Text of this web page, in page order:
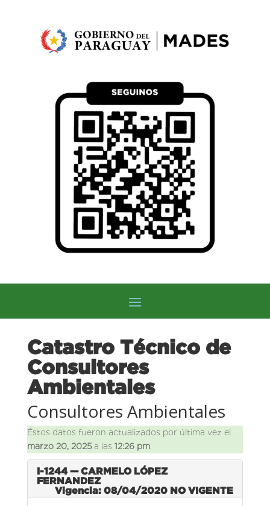
Catastro Técnico de
Consultores
Ambientales
Consultores Ambientales
Éstos datos fueron actualizados por última vez el
marzo 20, 2025a las 12:26 pm.
I-1244 — CARMELO LÓPEZ
FERNANDEZ
Vigencia: 08/04/2020 NO VIGENTE